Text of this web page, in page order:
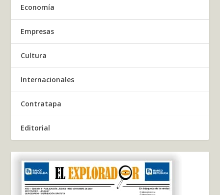
Economía
Empresas
Cultura
Internacionales
Contratapa
Editorial